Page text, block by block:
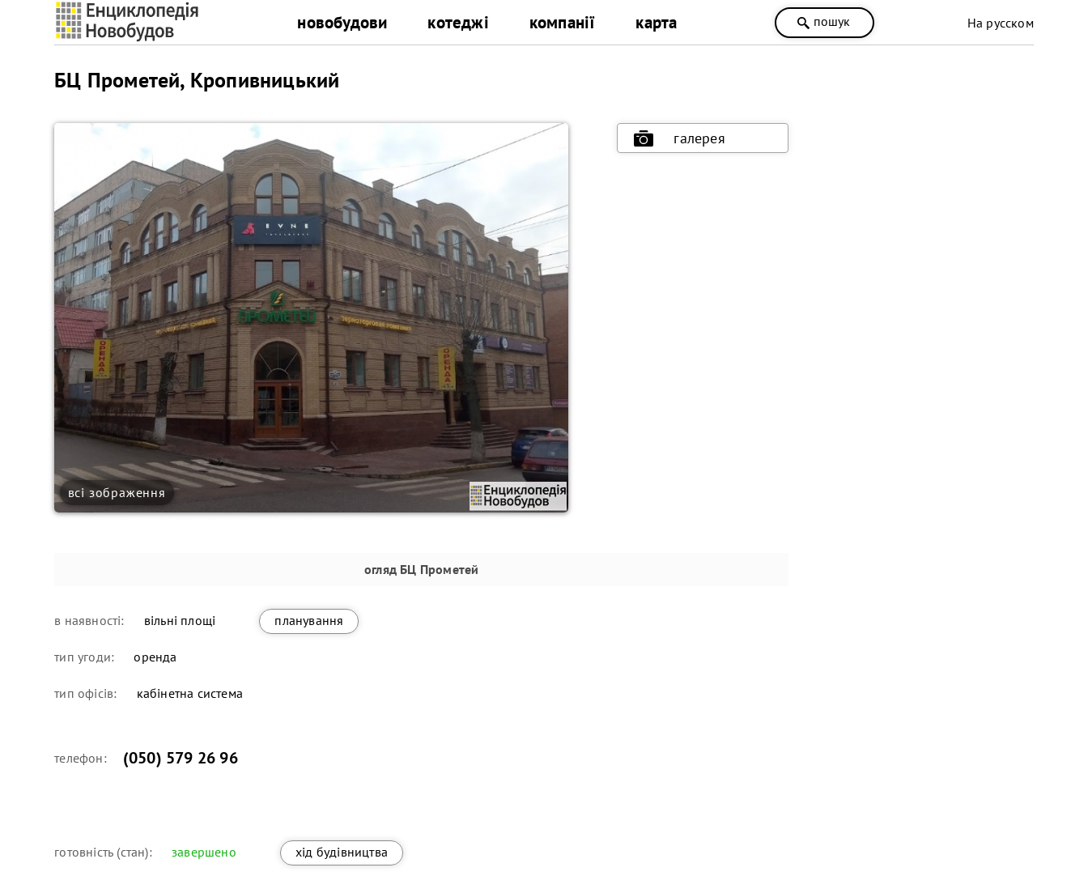
новобудови котеджі компанії карта пошук На русском
БЦ Прометей, Кропивницький
всі зображення
галерея
огляд БЦ Прометей
в наявності: вільні площі планування
тип угоди: оренда
тип офісів: кабінетна система
телефон: (050) 579 26 96
готовність (стан): завершено хід будівництва